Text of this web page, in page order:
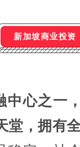
新加坡商业投资
中心之一
堂，拥有